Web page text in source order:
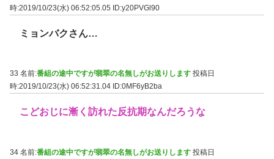
時:2019/10/23(水) 06:52:05.05 ID:y20PVGl90
ミョンバクさん…
33 名前:番組の途中ですが翡翠の名無しがお送りします 投稿日
時:2019/10/23(水) 06:52:31.04 ID:0MF6yB2ba
こどおじに漸く訪れた反抗期なんだろうな
34 名前:番組の途中ですが翡翠の名無しがお送りします 投稿日